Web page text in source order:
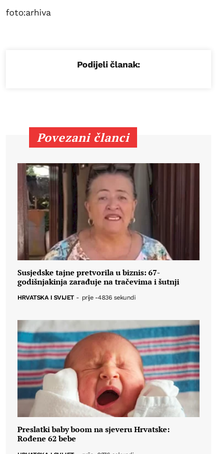
foto:arhiva
Podijeli članak:
Povezani članci
Susjedske tajne pretvorila u biznis: 67-
godišnjakinja zarađuje na tračevima i šutnji
HRVATSKA I SVIJET - prije -4836 sekundi
Preslatki baby boom na sjeveru Hrvatske:
Rođene 62 bebe